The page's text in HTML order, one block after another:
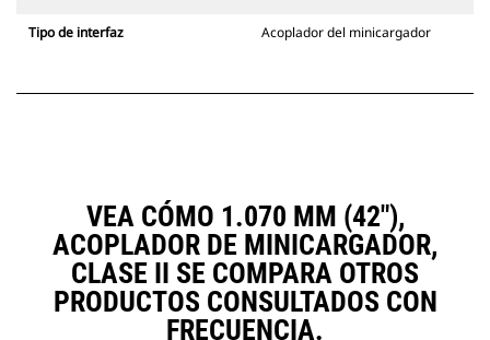
Tipo de interfaz Acoplador del minicargador
VEA CÓMO 1.070 MM (42"),
ACOPLADOR DE MINICARGADOR,
CLASE II SE COMPARA OTROS
PRODUCTOS CONSULTADOS CON
FRECUENCIA.